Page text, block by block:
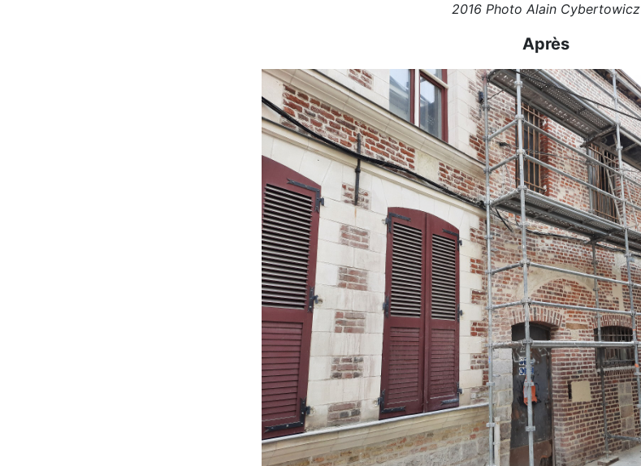
2016 Photo Alain Cybertowicz
Après